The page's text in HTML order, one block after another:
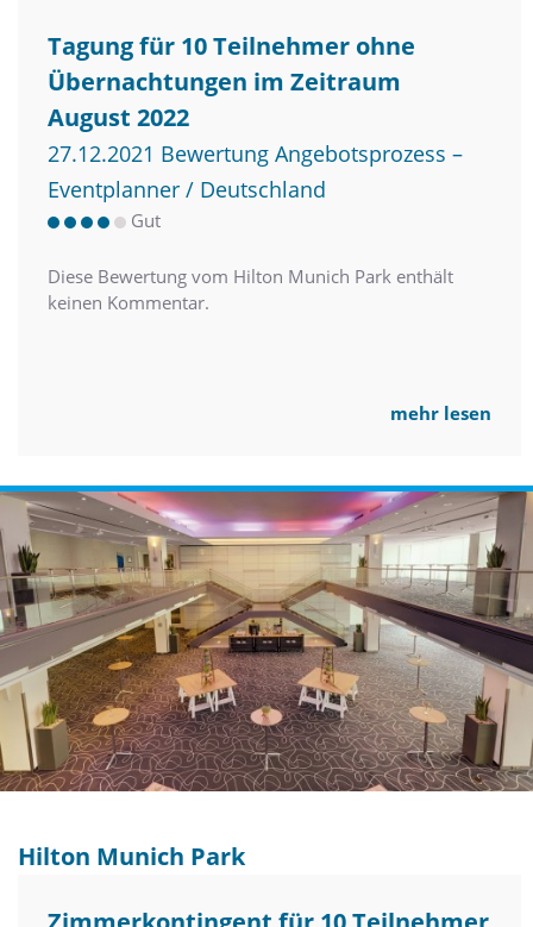
Tagung für 10 Teilnehmer ohne
Übernachtungen im Zeitraum
August 2022
27.12.2021 Bewertung Angebotsprozess –
Eventplanner / Deutschland
Gut
Diese Bewertung vom Hilton Munich Park enthält
keinen Kommentar.
mehr lesen
Hilton Munich Park